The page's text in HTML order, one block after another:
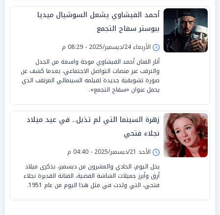
أحمد الفيشاوي يشعل السوشيال ميديا
ببوستر سفاح التجمع
الأربعاء 24/ديسمبر/2025 - 08:29 م
أثار الفنان أحمد الفيشاوي موجة واسعة من الجدل
والترقب عبر منصات التواصل الاجتماعي، بعدما كشف عن
صورة تشويقية جديدة لفيلمه السينمائي المرتقب الذي
يحمل عنوان «سفاح التجمع».
زهرة السينما التي لم تذبل.. في عيد ميلاد
نجلاء فتحي
الأحد 21/ديسمبر/2025 - 04:40 م
يحل اليوم، الحادي والعشرون من ديسمبر، بذكرى ميلاد
أرق وأبرز جميلات الشاشة الفضية، الفنانة القديرة نجلاء
فتحي، التي ولدت في مثل هذا اليوم من عام 1951.